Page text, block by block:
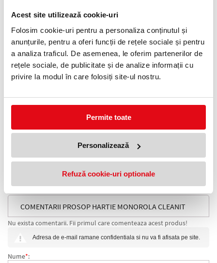
Acest site utilizează cookie-uri
Folosim cookie-uri pentru a personaliza conținutul și
anunțurile, pentru a oferi funcții de rețele sociale și pentru
a analiza traficul. De asemenea, le oferim partenerilor de
rețele sociale, de publicitate și de analize informații cu
privire la modul în care folosiți site-ul nostru.
Permite toate
Personalizează
Refuză cookie-uri optionale
0372 552 601
Adauga in wishlist
Descriere Prosop hartie monorola Cleanit
1000, 2 straturi, 700 foi, Lucart
Prosop hartie monorola, 2 straturi, fabricată din celuloză de
calitate superioară.
dimensiunea foii de 21 x 20.3 cm. Greutate rolă: 1000 g, 6
buc/bax
Număr foi:700
1000 gr
COMENTARII PROSOP HARTIE MONOROLA CLEANIT
1000 LUCART, 2 STRATURI, 700 FOI, 147 M
Nu exista comentarii. Fii primul care comenteaza acest produs!
Adresa de e-mail ramane confidentiala si nu va fi afisata pe site.
Nume*: